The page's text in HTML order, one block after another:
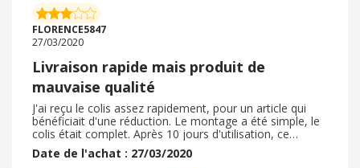
parfaitement emballé. Je passerais à nouveau une
commande si besoin sans hésiter ! Je recommande !
Merci pour cette nouvelle expérience.
FLORENCE5847
27/03/2020
Livraison rapide mais produit de
mauvaise qualité
J'ai reçu le colis assez rapidement, pour un article qui
bénéficiait d'une réduction. Le montage a été simple, le
colis était complet. Après 10 jours d'utilisation, ce
produit ( mini serre) est déjà déchiré. La housse fournie
est trop petite ou pas assez souple ce qui fait qu'on ne
Date de l'achat : 27/03/2020